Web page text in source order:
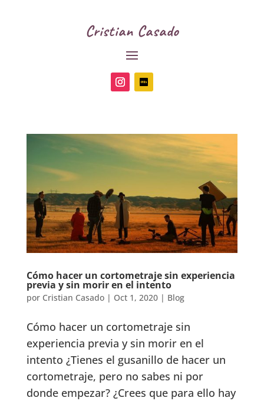
Cristian Casado
Cómo hacer un cortometraje sin experiencia
previa y sin morir en el intento
por Cristian Casado| Oct 1, 2020| Blog
Cómo hacer un cortometraje sin
experiencia previa y sin morir en el
intento ¿Tienes el gusanillo de hacer un
cortometraje, pero no sabes ni por
donde empezar? ¿Crees que para ello hay